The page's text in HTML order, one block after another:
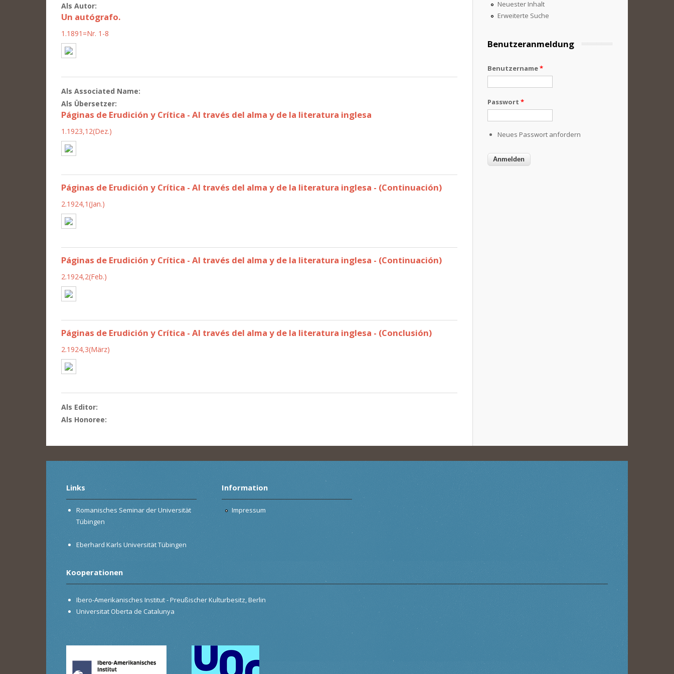
Als Autor:
Un autógrafo.
1.1891=Nr. 1-8
Als Associated Name:
Als Übersetzer:
Páginas de Erudición y Crítica - Al través del alma y de la literatura inglesa
1.1923,12(Dez.)
Páginas de Erudición y Crítica - Al través del alma y de la literatura inglesa - (Continuación)
2.1924,1(Jan.)
Páginas de Erudición y Crítica - Al través del alma y de la literatura inglesa - (Continuación)
2.1924,2(Feb.)
Páginas de Erudición y Crítica - Al través del alma y de la literatura inglesa - (Conclusión)
2.1924,3(März)
Als Editor:
Als Honoree:
Neuester Inhalt
Erweiterte Suche
Benutzeranmeldung
Benutzername*
Passwort *
Neues Passwort anfordern
Links
Romanisches Seminar der Universität
Tübingen
Eberhard Karls Universität Tübingen
Information
Impressum
Kooperationen
Ibero-Amerikanisches Institut - Preußischer Kulturbesitz, Berlin
Universitat Oberta de Catalunya